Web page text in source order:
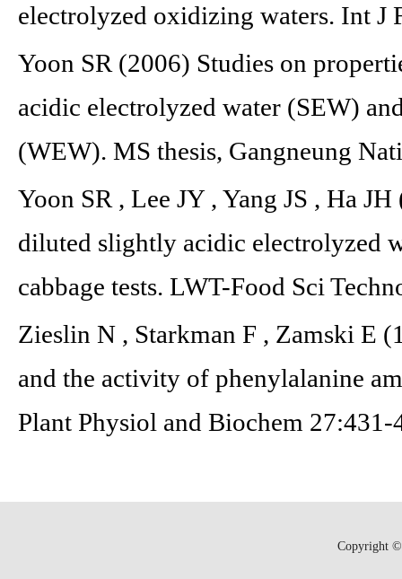
electrolyzed oxidizing waters. Int
Yoon SR (2006) Studies on
acidic electrolyzed water (SEW)
(WEW). MS thesis, Gangneung
Yoon SR , Lee JY , Yang JS , Ha
diluted slightly acidic electrolyzed
cabbage tests. LWT-Food Sci
Zieslin N , Starkman F , Zamski E
and the activity of phenylalanine
Plant Physiol and Biochem 27:431-
Copyright ©